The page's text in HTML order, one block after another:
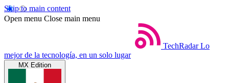
Skip to main content
Open menu Close main menu
TechRadar Lo
mejor de la tecnología, en un solo lugar
MX Edition